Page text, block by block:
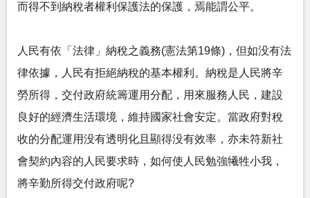
而得不到納稅者權利保護法的保護，焉能謂公平。
人民有依「法律」納稅之義務(憲法第19條)，但如没有法
律依據，人民有拒絕納稅的基本權利。納稅是人民將辛
勞所得，交付政府統籌運用分配，用來服務人民，建設
良好的經濟生活環境，維持國家社會安定。當政府對稅
收的分配運用没有透明化且顯得没有效率，亦未符新社
會契約內容的人民要求時，如何使人民勉強犧牲小我，
將辛勤所得交付政府呢?